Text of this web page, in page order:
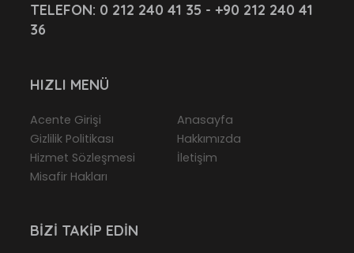
TELEFON: 0 212 240 41 35 - +90 212 240 41
36
HIZLI MENÜ
Acente Girişi
Anasayfa
Gizlilik Politikası
Hakkımızda
Hizmet Sözleşmesi
İletişim
Misafir Hakları
BIZI TAKIP EDIN